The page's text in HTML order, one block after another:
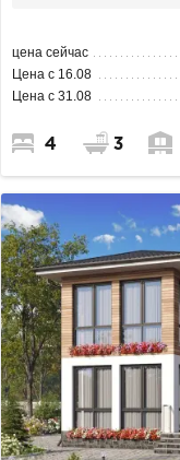
цена сейчас
Цена с 16.08
Цена с 31.08
4 3